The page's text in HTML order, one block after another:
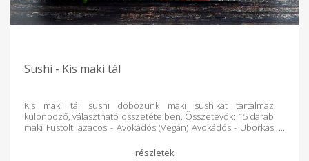
Sushi - Kis maki tál
Kis maki tál sushi dobozunk maki sushikat tartalmaz
különböző, választható összetételben. Összetevők: 15 darab
maki Füstölt lazacos - Avokádós (Vegán) Avokádós - Uborkás
teljesen frissen készítünk a Kosár Közösség vásárlói számára!